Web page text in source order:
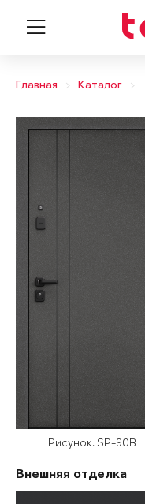
Главная Каталог
Рисунок: SP-90B
Внешняя отделка